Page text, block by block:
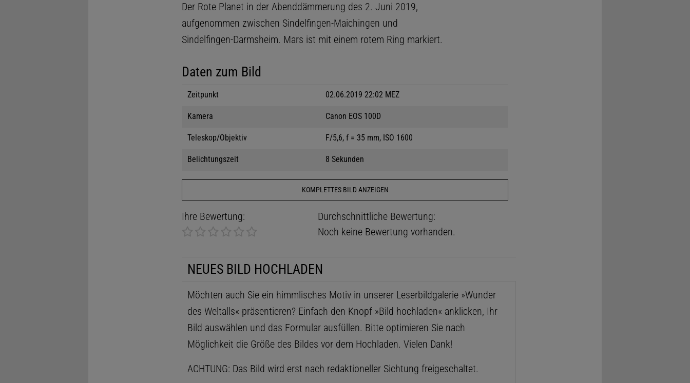
Der Rote Planet in der Abenddämmerung des 2. Juni 2019,
aufgenommen zwischen Sindelfingen-Maichingen und
Sindelfingen-Darmsheim. Mars ist mit einem rotem Ring markiert.
Daten zum Bild
Zeitpunkt 02.06.2019 22:02 MEZ
Kamera Canon EOS 100D
Teleskop/Objektiv F/5,6, f = 35 mm, ISO 1600
Belichtungszeit 8 Sekunden
KOMPLETTES BILD ANZEIGEN
Ihre Bewertung:
Durchschnittliche Bewertung:
Noch keine Bewertung vorhanden.
NEUES BILD HOCHLADEN
Möchten auch Sie ein himmlisches Motiv in unserer Leserbildgalerie »Wunder
des Weltalls« präsentieren? Einfach den Knopf »Bild hochladen« anklicken, Ihr
Bild auswählen und das Formular ausfüllen. Bitte optimieren Sie nach
Möglichkeit die Größe des Bildes vor dem Hochladen. Vielen Dank!
ACHTUNG: Das Bild wird erst nach redaktioneller Sichtung freigeschaltet.